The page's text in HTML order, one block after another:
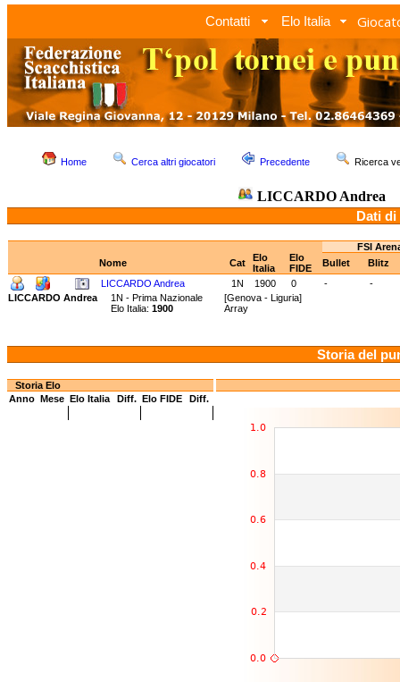
Contatti Elo Italia
Home Cerca altri giocatori Precedente Ricerca
LICCARDO Andrea
Dati di
FSI
Nome
Cat
Elo
Italia
Elo
FIDE
Bullet
Blitz
LICCARDO Andrea
1N 1900 0 -
-
LICCARDO Andrea
1N - Prima Nazionale [Genova - Liguria]
Elo Italia: 1900 Array
Storia del
Storia Elo
Anno Mese Elo Italia Diff. Elo FIDE Diff.